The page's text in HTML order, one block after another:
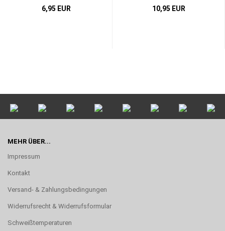
6,95 EUR 10,95 EUR
MEHR ÜBER...
Impressum
Kontakt
Versand- & Zahlungsbedingungen
Widerrufsrecht & Widerrufsformular
Schweißtemperaturen